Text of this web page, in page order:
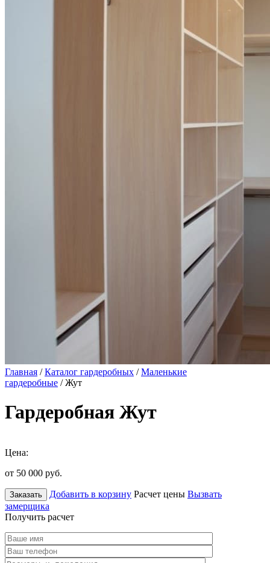
Главная /Каталог гардеробных /Маленькие
гардеробные / Жут
Гардеробная Жут
Цена:
от 50 000 руб.
Заказать Добавить в корзину Расчет цены Вызвать
замерщика
Получить расчет